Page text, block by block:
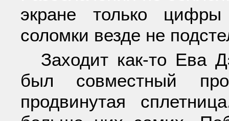
экране только
соломки везде не
Заходит как-то Ева
был совместный
продвинутая